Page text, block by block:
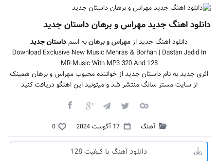
دانلود اهنگ جدید مهراس و برهان داستان جدید
دانلود اهنگ جدید از مهراس و برهانبه اسمداستان جدید
Download Exclusive New Music Mehras & Borhan | Dastan Jadid In
MR-Music With MP3 320 And 128
اثری جدید به نام داستان جدید از خواننده محبوب مهراس و برهان همینک
از سایت مستر سانگ منتشر شد و میتونید این اهنگو دریافت کنید
آهنگ 17 آگوست 2024 0
دانلود آهنگ با کیفیت 128